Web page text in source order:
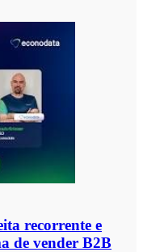
recorrente e
de vender B2B